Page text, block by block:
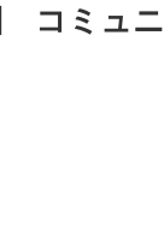
コミュニ